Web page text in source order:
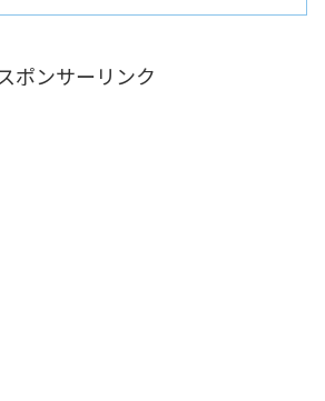
スポンサーリンク